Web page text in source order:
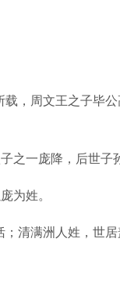
，周文王之子毕
一庞降，后世子
为姓。
清满洲人姓，世